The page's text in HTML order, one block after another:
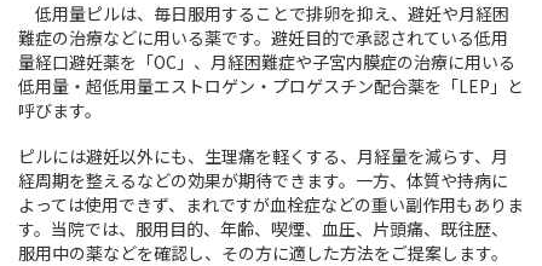
低用量ピルは、毎日服用することで排卵を抑え、避妊や月経困
難症の治療などに用いる薬です。避妊目的で承認されている低用
量経口避妊薬を「OC」、月経困難症や子宮内膜症の治療に用いる
低用量・超低用量エストロゲン・プロゲスチン配合薬を「LEP」と
呼びます。
ピルには避妊以外にも、生理痛を軽くする、月経量を減らす、月
経周期を整えるなどの効果が期待できます。一方、体質や持病に
よっては使用できず、まれですが血栓症などの重い副作用もありま
す。当院では、服用目的、年齢、喫煙、血圧、片頭痛、既往歴、
服用中の薬などを確認し、その方に適した方法をご提案します。